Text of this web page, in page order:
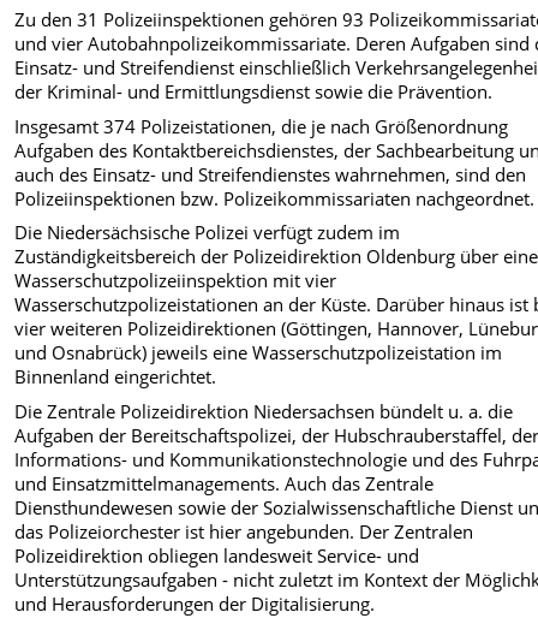
Zu den 31 Polizeiinspektionen gehören 93
und vier Autobahnpolizeikommissariate. Deren Aufgaben sind
Einsatz- und Streifendienst einschließlich
der Kriminal- und Ermittlungsdienst sowie die Prävention.
Insgesamt 374 Polizeistationen, die je nach Größenordnung
Aufgaben des Kontaktbereichsdienstes, der Sachbearbeitung
auch des Einsatz- und Streifendienstes wahrnehmen, sind den
Polizeiinspektionen bzw. Polizeikommissariaten nachgeordnet.
Die Niedersächsische Polizei verfügt zudem im
Zuständigkeitsbereich der Polizeidirektion Oldenburg über eine
Wasserschutzpolizeiinspektion mit vier
Wasserschutzpolizeistationen an der Küste. Darüber hinaus ist
vier weiteren Polizeidirektionen (Göttingen, Hannover,
und Osnabrück) jeweils eine Wasserschutzpolizeistation im
Binnenland eingerichtet.
Die Zentrale Polizeidirektion Niedersachsen bündelt u. a. die
Aufgaben der Bereitschaftspolizei, der Hubschrauberstaffel,
Informations- und Kommunikationstechnologie und des
und Einsatzmittelmanagements. Auch das Zentrale
Diensthundewesen sowie der Sozialwissenschaftliche Dienst
das Polizeiorchester ist hier angebunden. Der Zentralen
Polizeidirektion obliegen landesweit Service- und
Unterstützungsaufgaben - nicht zuletzt im Kontext der
und Herausforderungen der Digitalisierung.